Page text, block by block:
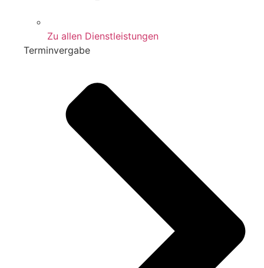
Zu allen Dienstleistungen
Terminvergabe